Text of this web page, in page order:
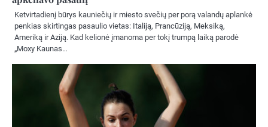
Ketvirtadienį būrys kauniečių ir miesto svečių per porą valandų aplankė
penkias skirtingas pasaulio vietas: Italiją, Prancūziją, Meksiką,
Ameriką ir Aziją. Kad kelionė įmanoma per tokį trumpą laiką parodė
„Moxy Kaunas…